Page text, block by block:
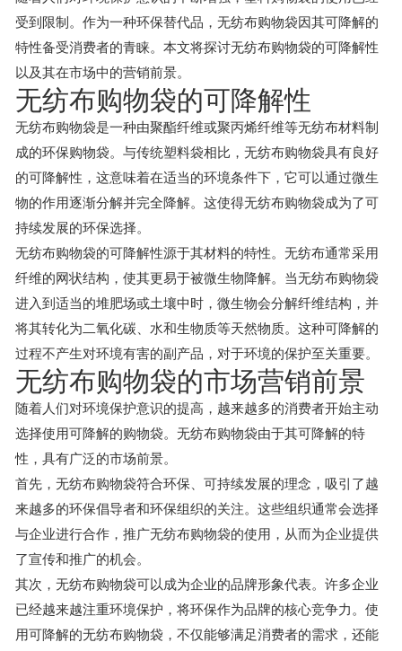
受到限制。作为一种环保替代品，无纺布购物袋因其可降解的
特性备受消费者的青睐。本文将探讨无纺布购物袋的可降解性
以及其在市场中的营销前景。
无纺布购物袋的可降解性
无纺布购物袋是一种由聚酯纤维或聚丙烯纤维等无纺布材料制
成的环保购物袋。与传统塑料袋相比，无纺布购物袋具有良好
的可降解性，这意味着在适当的环境条件下，它可以通过微生
物的作用逐渐分解并完全降解。这使得无纺布购物袋成为了可
持续发展的环保选择。
无纺布购物袋的可降解性源于其材料的特性。无纺布通常采用
纤维的网状结构，使其更易于被微生物降解。当无纺布购物袋
进入到适当的堆肥场或土壤中时，微生物会分解纤维结构，并
将其转化为二氧化碳、水和生物质等天然物质。这种可降解的
过程不产生对环境有害的副产品，对于环境的保护至关重要。
无纺布购物袋的市场营销前景
随着人们对环境保护意识的提高，越来越多的消费者开始主动
选择使用可降解的购物袋。无纺布购物袋由于其可降解的特
性，具有广泛的市场前景。
首先，无纺布购物袋符合环保、可持续发展的理念，吸引了越
来越多的环保倡导者和环保组织的关注。这些组织通常会选择
与企业进行合作，推广无纺布购物袋的使用，从而为企业提供
了宣传和推广的机会。
其次，无纺布购物袋可以成为企业的品牌形象代表。许多企业
已经越来越注重环境保护，将环保作为品牌的核心竞争力。使
用可降解的无纺布购物袋，不仅能够满足消费者的需求，还能